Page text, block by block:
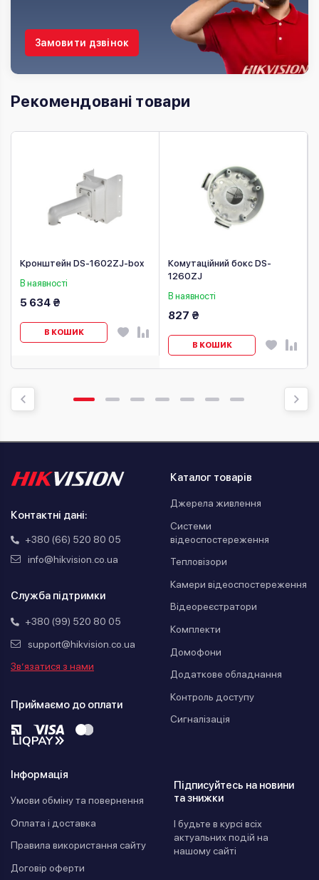
Замовити дзвінок
Рекомендовані товари
Кронштейн DS-1602ZJ-box
В наявності
5 634 ₴
В КОШИК
Комутаційний бокс DS-
1260ZJ
В наявності
827 ₴
В КОШИК
Контактні дані:
+380 (66) 520 80 05
info@hikvision.co.ua
Служба підтримки
+380 (99) 520 80 05
support@hikvision.co.ua
Зв’язатися з нами
Приймаємо до оплати
Каталог товарів
Джерела живлення
Системи
відеоспостереження
Тепловізори
Камери відеоспостереження
Відеореєстратори
Комплекти
Домофони
Додаткове обладнання
Контроль доступу
Сигналізація
Інформація
Умови обміну та повернення
Оплата і доставка
Правила використання сайту
Договір оферти
Підписуйтесь на новини
та знижки
І будьте в курсі всіх
актуальних подій на
нашому сайті